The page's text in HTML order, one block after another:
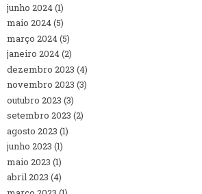
junho 2024(1)
maio 2024(5)
março 2024(5)
janeiro 2024(2)
dezembro 2023 (4)
novembro 2023 (3)
outubro 2023 (3)
setembro 2023 (2)
agosto 2023 (1)
junho 2023 (1)
maio 2023 (1)
abril 2023 (4)